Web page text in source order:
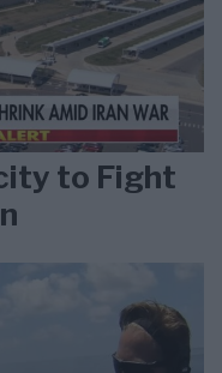
to Fight